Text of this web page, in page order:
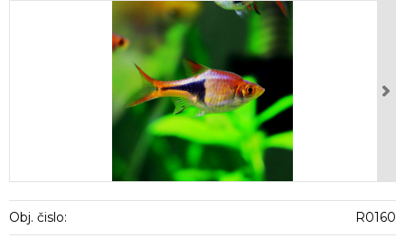
Obj. čislo: R0160